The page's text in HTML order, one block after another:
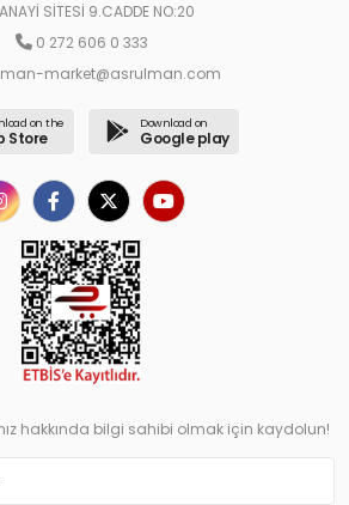
SİTESİ 9.CADDE NO:20
0 272 606 0 333
market@asrulman.com
on the
Store
Download on
Google play
hakkında bilgi sahibi olmak için kaydolun!